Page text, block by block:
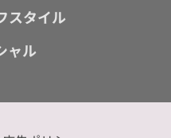
スタイル
ャル